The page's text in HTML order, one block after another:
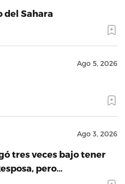
del Sahara
Ago 5, 2026
Ago 3, 2026
tres veces bajo tener
pero…